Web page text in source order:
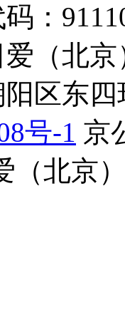
：
（北
区东
号-1 京
（北京